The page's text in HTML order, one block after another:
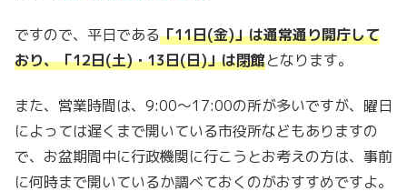
ですので、平日である「11日(金)」は通常通り開庁して
おり、「12日(土)・13日(日)」は閉館となります。
また、営業時間は、9:00～17:00の所が多いですが、曜日
によっては遅くまで開いている市役所などもありますの
で、お盆期間中に行政機関に行こうとお考えの方は、事前
に何時まで開いているか調べておくのがおすすめですよ。